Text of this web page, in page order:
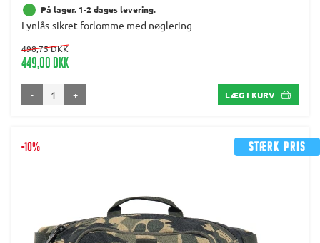
På lager. 1-2 dages levering.
Lynlås-sikret forlomme med nøglering
498,75 DKK
449,00 DKK
- + LÆG I KURV
Stærk pris
-10%